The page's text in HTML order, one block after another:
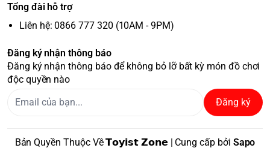
Tổng đài hỗ trợ
Liên hệ: 0866 777 320 (10AM - 9PM)
Đăng ký nhận thông báo
Đăng ký nhận thông báo để không bỏ lỡ bất kỳ món đồ chơi
độc quyền nào
Đăng ký
Bản Quyền Thuộc Về 𝗧𝗼𝘆𝗶𝘀𝘁 𝗭𝗼𝗻𝗲 | Cung cấp bởi Sapo